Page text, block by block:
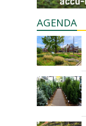
AGENDA